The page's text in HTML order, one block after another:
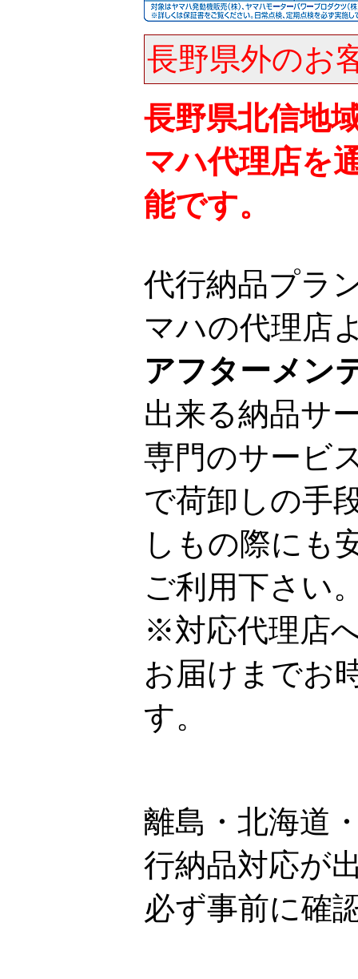
長野県外のお
長野県北信地
マハ代理店を
能です。
代行納品プラ
マハの代理店
アフターメン
出来る納品サ
専門のサービ
で荷卸しの手
しもの際にも
ご利用下さい
※対応代理店
お届けまでお
す。
離島・北海道
行納品対応が
必ず事前に確